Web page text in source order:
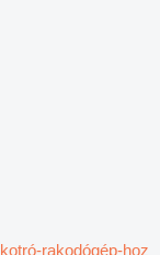
kotró-rakodógép-hoz